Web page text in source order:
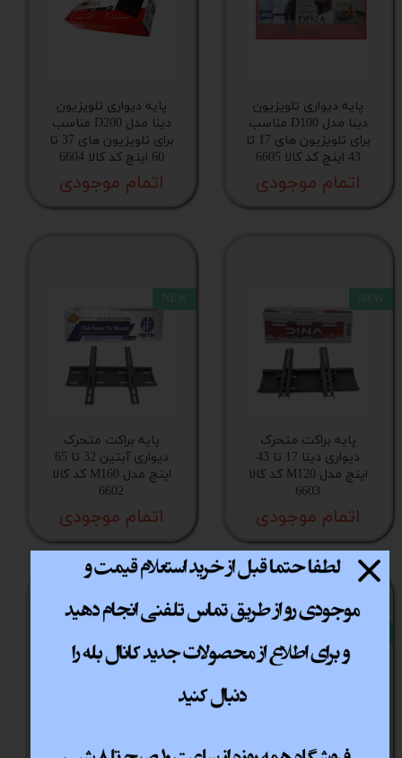
پایه دیواری تلویزیون
دینا مدل D100 مناسب
برای تلویزیون های 17 تا
43 اینچ کد کالا 6605
اتمام موجودی
پایه دیواری تلویزیون
دینا مدل D200 مناسب
برای تلویزیون های 37 تا
60 اینچ کد کالا 6604
اتمام موجودی
پایه براکت متحرک
دیواری دینا 17 تا 43
اینچ مدل M120 کد کالا
6603
اتمام موجودی
NEW
پایه براکت متحرک
دیواری آبتین 32 تا 65
اینچ مدل M160 کد کالا
6602
اتمام موجودی
NEW